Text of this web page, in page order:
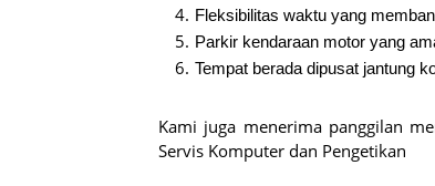
Fleksibilitas waktu yang
Parkir kendaraan motor yang
Tempat berada dipusat jantung
Kami juga menerima panggilan
Servis Komputer dan Pengetikan